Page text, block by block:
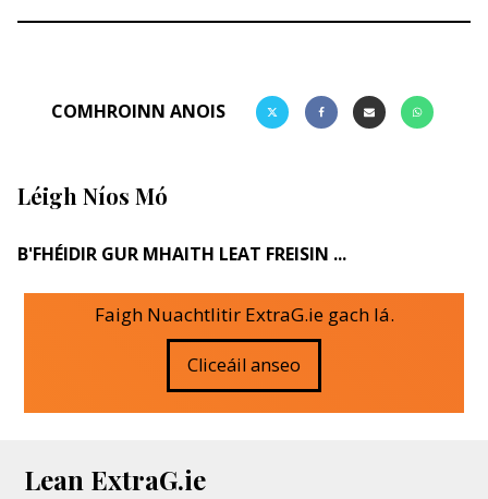
COMHROINN ANOIS
Léigh Níos Mó
B'FHÉIDIR GUR MHAITH LEAT FREISIN ...
Faigh Nuachtlitir ExtraG.ie gach lá.
Cliceáil anseo
Lean ExtraG.ie